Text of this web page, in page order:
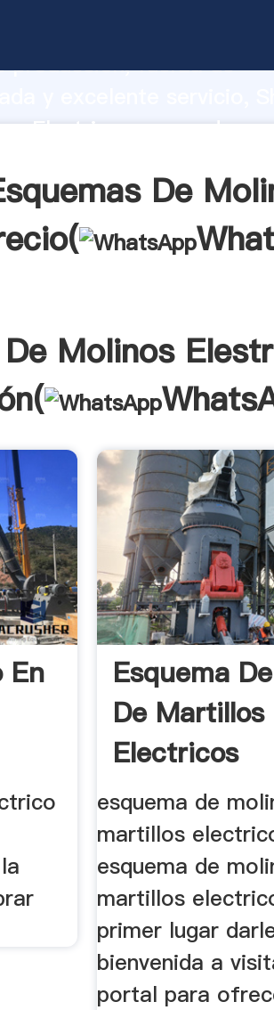
producción, fuerza de
Elestricos proveedor
De
Molinos
En
Esquema
De Martillos
Electricos
esquema de
martillos
esquema de
martillos
primer lugar
bienvenida a
portal para